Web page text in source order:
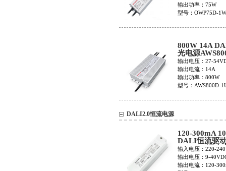
输出功率：75W
型号：OWP75D-
800W 14A
光电源
1UMC
输出电压：27-
输出电流：14A
输出功率：800W
型号：AWS800D-
DALI2.0恒流电源
120-300mA
DALI恒流驱
DALI2.0调光
EUP10D-
输入电压：220-
输出电压：9-
输出电流：120-